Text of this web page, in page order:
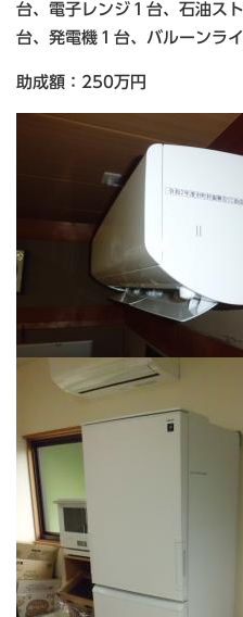
台、電子レンジ１台、石油ス
台、発電機１台、バルーンラ
助成額：250万円